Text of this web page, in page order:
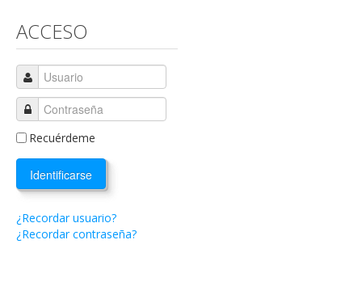
ACCESO
Recuérdeme
Identificarse
¿Recordar usuario?
¿Recordar contraseña?